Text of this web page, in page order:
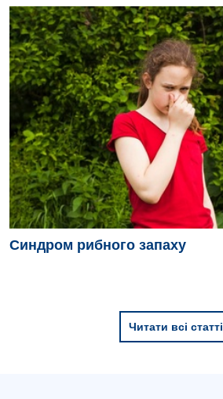
Синдром рибного запаху
Читати всі статті